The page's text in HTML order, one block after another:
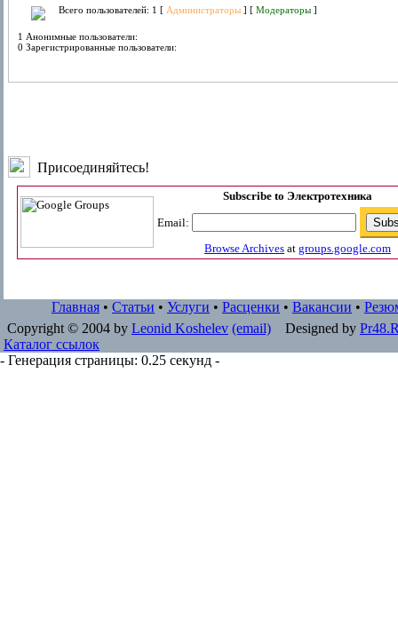
Всего пользователей: 1 [ Администраторы ] [ Модераторы ]
1 Анонимные пользователи:
0 Зарегистрированные пользователи:
Присоединяйтесь!
Subscribe to Электротехника
Email:
Browse Archives at groups.google.com
Главная • Статьи • Услуги • Расценки • Вакансии •
Copyright © 2004 by Leonid Koshelev (email) Designed by
Каталог ссылок
- Генерация страницы: 0.25 секунд -